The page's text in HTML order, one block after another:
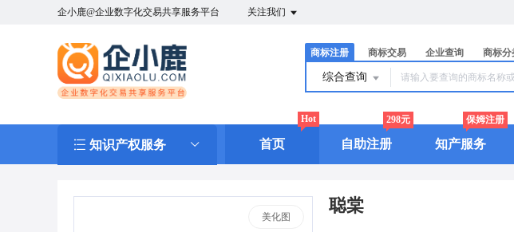
企小鹿@企业数字化交易共享服务平台 关注我们
商标注册 商标交易 企业查询 商标分
综合查询
知识产权服务 首页
Hot
自助注册
298元
知产服务
保姆注册
美化图
聪棠